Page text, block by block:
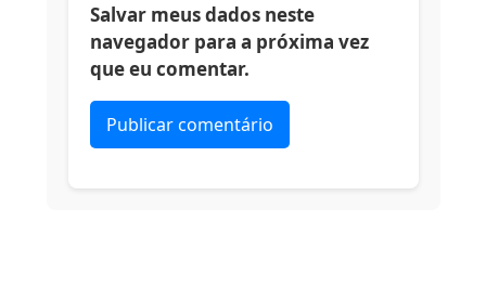
Salvar meus dados neste
navegador para a próxima vez
que eu comentar.